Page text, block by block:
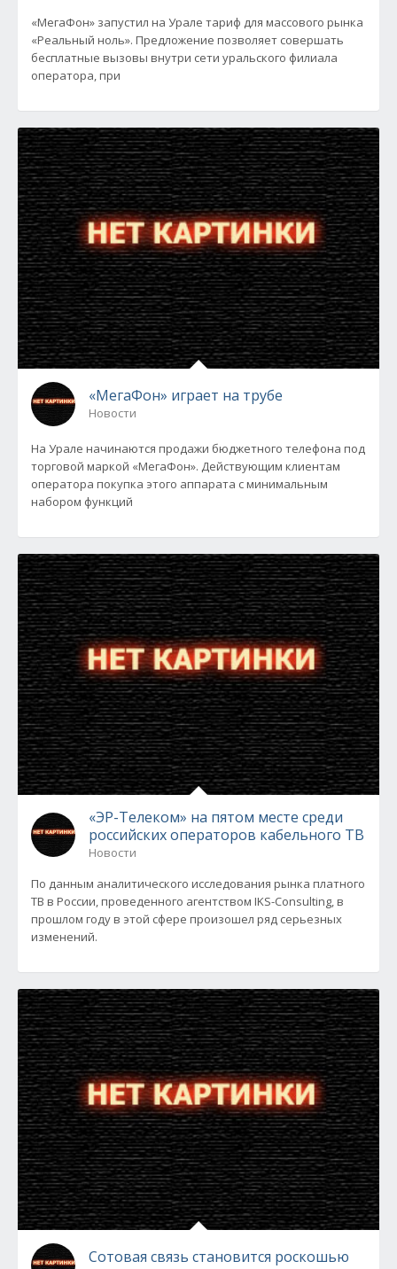
«МегаФон» запустил на Урале тариф для массового рынка
«Реальный ноль». Предложение позволяет совершать
бесплатные вызовы внутри сети уральского филиала
оператора, при
«МегаФон» играет на трубе
Новости
На Урале начинаются продажи бюджетного телефона под
торговой маркой «МегаФон». Действующим клиентам
оператора покупка этого аппарата с минимальным
набором функций
«ЭР-Телеком» на пятом месте среди
российских операторов кабельного ТВ
Новости
По данным аналитического исследования рынка платного
ТВ в России, проведенного агентством IKS-Consulting, в
прошлом году в этой сфере произошел ряд серьезных
изменений.
Сотовая связь становится роскошью